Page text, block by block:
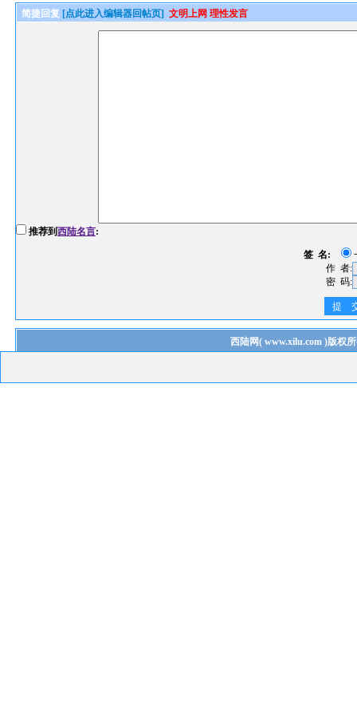
简捷回复 [点此进入编辑器回帖页] 文明上网 理性发言
推荐到西陆名言:
签 名:
作 者:
密 码:
提
西陆网( www.xilu.com)版权